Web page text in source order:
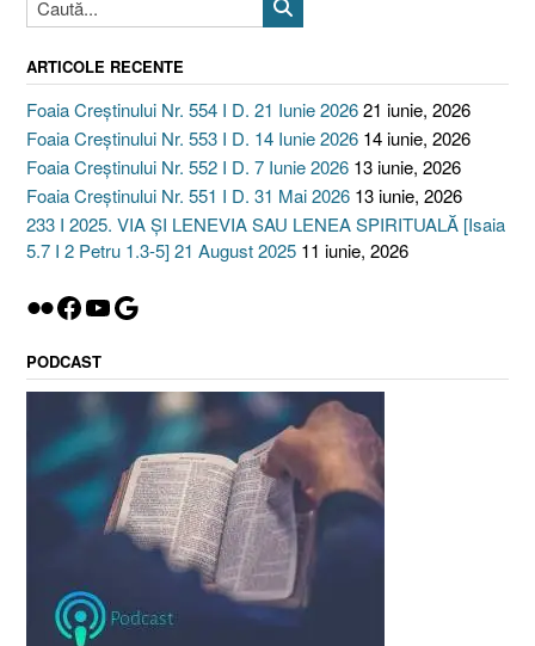
ARTICOLE RECENTE
Foaia Creștinului Nr. 554 I D. 21 Iunie 202621 iunie, 2026
Foaia Creștinului Nr. 553 I D. 14 Iunie 2026 14 iunie, 2026
Foaia Creștinului Nr. 552 I D. 7 Iunie 2026 13 iunie, 2026
Foaia Creștinului Nr. 551 I D. 31 Mai 2026 13 iunie, 2026
233 I 2025. VIA ȘI LENEVIA SAU LENEA SPIRITUALĂ [Isaia
5.7 I 2 Petru 1.3-5] 21 August 2025 11 iunie, 2026
Flickr
Facebook
YouTube
Google
PODCAST